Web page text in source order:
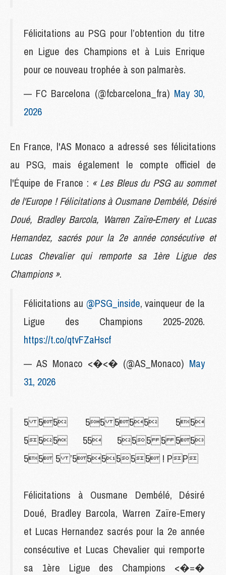
Félicitations au PSG pour l’obtention du titre
en Ligue des Champions et à Luis Enrique
pour ce nouveau trophée à son palmarès.
— FC Barcelona (@fcbarcelona_fra) May 30,
2026
En France, l'AS Monaco a adressé ses félicitations
au PSG, mais également le compte officiel de
l'Équipe de France : « Les Bleus du PSG au sommet
de l'Europe ! Félicitations à Ousmane Dembélé, Désiré
Doué, Bradley Barcola, Warren Zaïre-Emery et Lucas
Hernandez, sacrés pour la 2e année consécutive et
Lucas Chevalier qui remporte sa 1ère Ligue des
Champions ».
Félicitations au @PSG_inside, vainqueur de la
Ligue des Champions 2025-2026.
https://t.co/qtvFZaHscf
— AS Monaco <�<� (@AS_Monaco) May
31, 2026
5 55 55 555 55
555 55 555 5 55
55 5 ’555555 ! PP
Félicitations à Ousmane Dembélé, Désiré
Doué, Bradley Barcola, Warren Zaïre-Emery
et Lucas Hernandez sacrés pour la 2e année
consécutive et Lucas Chevalier qui remporte
sa 1ère Ligue des Champions <�=�